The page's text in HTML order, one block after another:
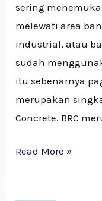
sering
melewati area
industrial, atau
sudah
itu sebenarnya
merupakan
Concrete. BRC
Read More »